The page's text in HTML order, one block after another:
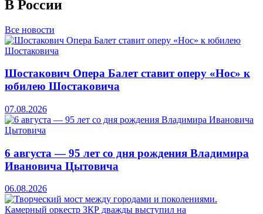
В России
Все новости
Шостакович Опера Балет ставит оперу «Нос» к
юбилею Шостаковича
07.08.2026
6 августа — 95 лет со дня рождения Владимира
Ивановича Цытовича
06.08.2026